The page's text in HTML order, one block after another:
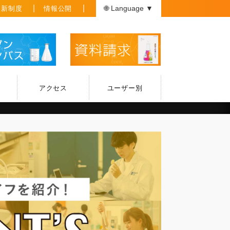
制度 情報公開 🌐 Language ▼
アクセス ユーザー別